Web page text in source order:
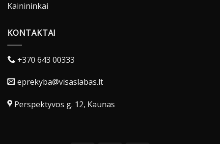
Kainininkai
KONTAKTAI
+370 643 00333
eprekyba@visaslabas.lt
Perspektyvos g. 12, Kaunas